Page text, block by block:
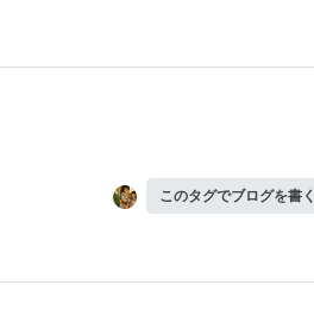
このタグでブログを書く